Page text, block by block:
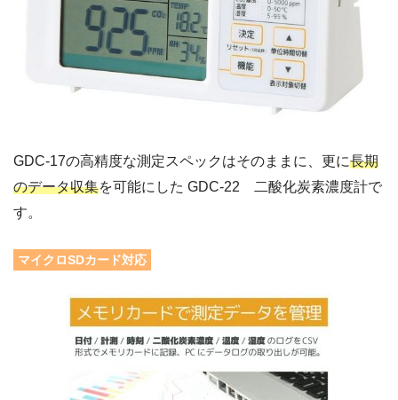
GDC-17の高精度な測定スペックはそのままに、更に長期
のデータ収集を可能にした GDC-22 二酸化炭素濃度計で
す。
マイクロSDカード対応